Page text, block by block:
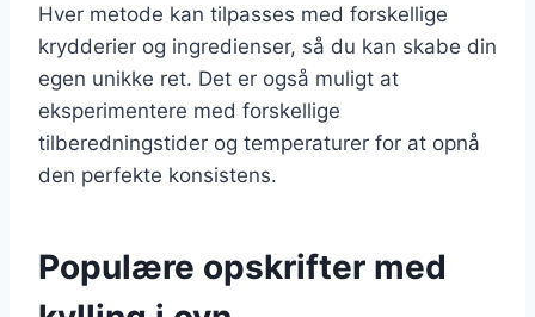
Hver metode kan tilpasses med forskellige
krydderier og ingredienser, så du kan skabe din
egen unikke ret. Det er også muligt at
eksperimentere med forskellige
tilberedningstider og temperaturer for at opnå
den perfekte konsistens.
Populære opskrifter med